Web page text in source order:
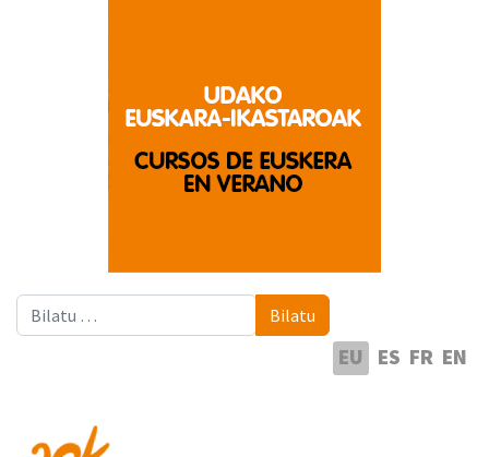
Bilatu Bilatu
EU ES FR EN